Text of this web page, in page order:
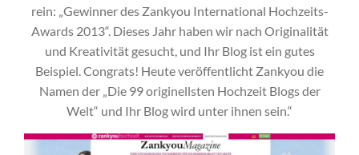
rein: „Gewinner des Zankyou International Hochzeits-
Awards 2013“. Dieses Jahr haben wir nach Originalität
und Kreativität gesucht, und Ihr Blog ist ein gutes
Beispiel.Congrats! Heute veröffentlicht Zankyou die
Namen der „Die 99 originellsten Hochzeit Blogs der
Welt“ und Ihr Blog wird unter ihnen sein.“